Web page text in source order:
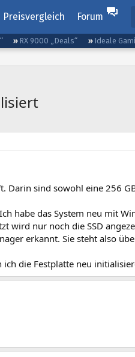
Preisvergleich Forum
RX 9000 „Deals“ Ideale
Darin sind sowohl eine 256
habe das System neu mit
wird nur noch die SSD
erkannt. Sie steht also
die Festplatte neu